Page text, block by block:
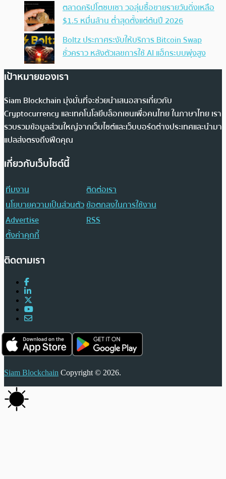
ตลาดคริปโตซบเซา วอลุ่มซื้อขายรายวันดิ่งเหลือ
$1.5 หมื่นล้าน ต่ำสุดตั้งแต่ต้นปี 2026
Boltz ประกาศระงับให้บริการ Bitcoin Swap
ชั่วคราว หลังตัวเลขการใช้ AI แฮ็กระบบพุ่งสูง
เป้าหมายของเรา
Siam Blockchain มุ่งมั่นที่จะช่วยนำเสนอสารเกี่ยวกับ
Cryptocurrency และเทคโนโลยีบล็อกเชนเพื่อคนไทย ในภาษาไทย เรา
รวบรวมข้อมูลส่วนใหญ่จากเว็บไซต์และเว็บบอร์ดต่างประเทศและนำมา
แปลส่งตรงถึงฟีดคุณ
เกี่ยวกับเว็บไซต์นี้
ทีมงาน
ติดต่อเรา
นโยบายความเป็นส่วนตัวข้อตกลงในการใช้งาน
Advertise
RSS
ตั้งค่าคุกกี้
ติดตามเรา
Siam Blockchain Copyright © 2026.